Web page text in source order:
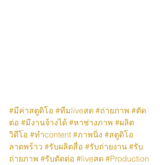
#มีค่าสตูดิโอ #ทีมliveสด #ถ่ายภาพ #ตัด
ต่อ #มีงานจ้างได้ #หาช่างภาพ #ผลิต
วิดีโอ #ทำcontent #ภาพนิ่ง #สตูดิโอ
ลาดพร้าว #รับผลิตสื่อ #รับถ่ายงาน #รับ
ถ่ายภาพ #รับตัดต่อ #liveสด #Production